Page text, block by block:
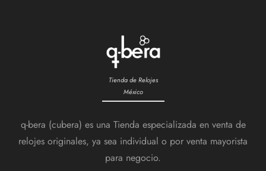
Tienda de Relojes
México
q-bera (cubera) es una Tienda especializada en venta de
relojes originales, ya sea individual o por venta mayorista
para negocio.